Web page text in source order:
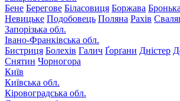
Бене Берегове Біласовиця Боржава Бронька
Невицьке Подобовець Поляна Рахів
Запорізька обл.
Івано-Франківська обл.
Бистриця Болехів Галич Ґорґани Дністер
Снятин Чорногора
Київ
Київська обл.
Кіровоградська обл.